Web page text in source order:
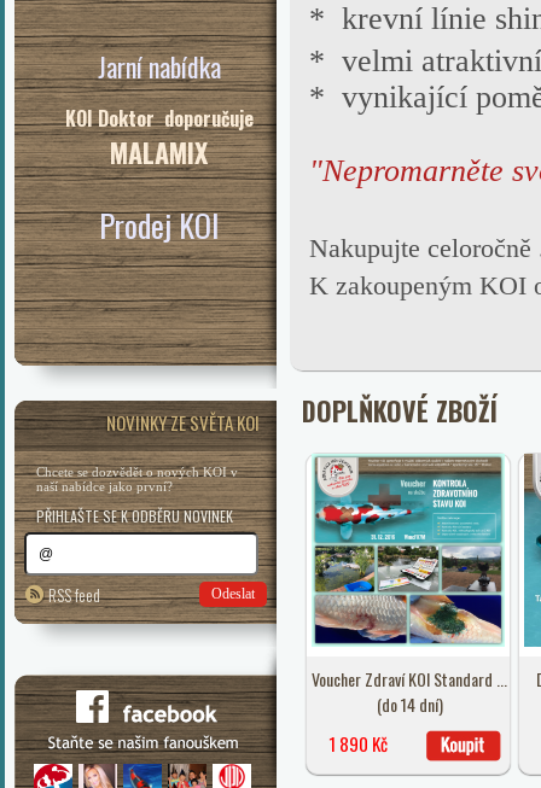
Jarní nabídka
KOI Doktor doporučuje
MALAMIX
Prodej KOI
NOVINKY ZE SVĚTA KOI
Chcete se dozvědět o nových KOI v
naší nabídce jako první?
PŘIHLAŠTE SE K ODBĚRU NOVINEK
RSS feed Odeslat
* krevní línie
* velmi
* vynikající
"Nepromarněte
Nakupujte
K zakoupeným KOI
DOPLŇKOVÉ ZBOŽÍ
Voucher Zdraví KOI Standard ...
(do 14 dní)
1 890 Kč